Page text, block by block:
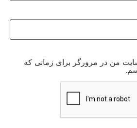
من در مرورگر برای زمانی که